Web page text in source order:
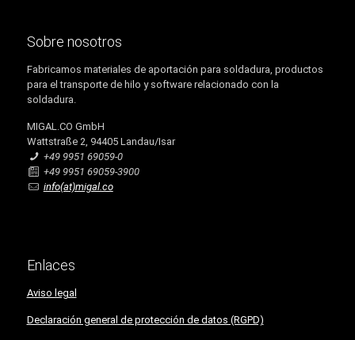
Sobre nosotros
Fabricamos materiales de aportación para soldadura, productos
para el transporte de hilo y software relacionado con la
soldadura.
MIGAL.CO GmbH
Wattstraße 2, 94405 Landau/Isar
+49 9951 69059-0
+49 9951 69059-3900
info(at)migal.co
Enlaces
Aviso legal
Declaración general de protección de datos (RGPD)